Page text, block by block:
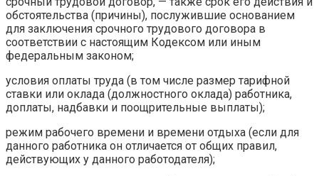
обстоятельства (причины), послужившие основанием
для заключения срочного трудового договора в
соответствии с настоящим Кодексом или иным
федеральным законом;
условия оплаты труда (в том числе размер тарифной
ставки или оклада (должностного оклада) работника,
доплаты, надбавки и поощрительные выплаты);
режим рабочего времени и времени отдыха (если для
данного работника он отличается от общих правил,
действующих у данного работодателя);